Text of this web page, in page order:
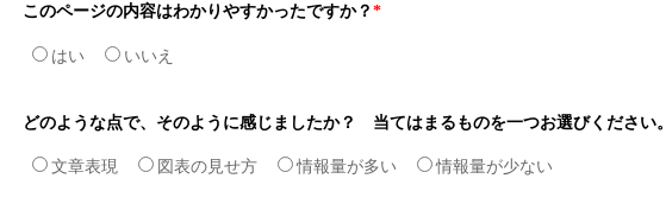
このページの内容はわかりやすかったですか？ *
はい いいえ
どのような点で、そのように感じましたか？ 当てはまるものを一つお選びください。
文章表現 図表の見せ方 情報量が多い 情報量が少ない